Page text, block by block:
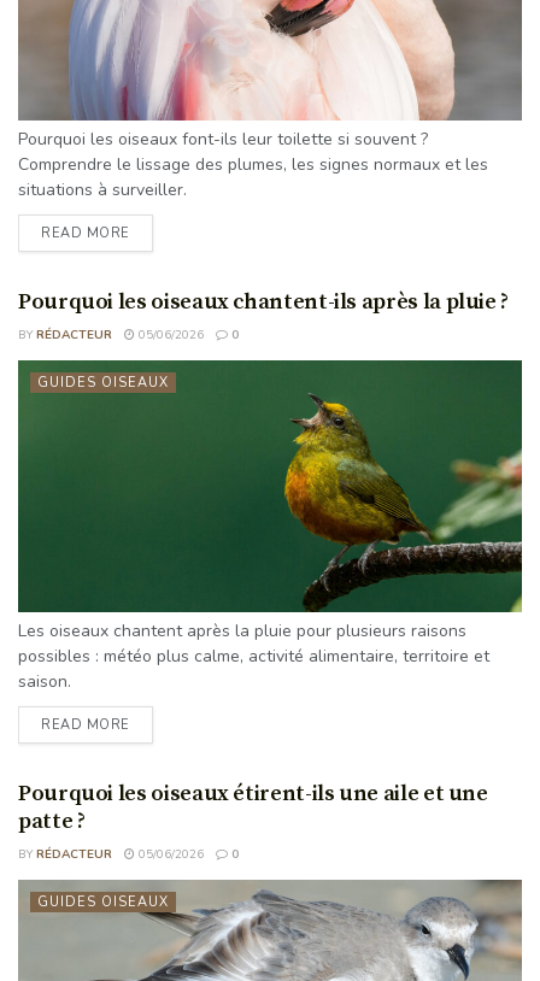
Pourquoi les oiseaux font-ils leur toilette si souvent ?
Comprendre le lissage des plumes, les signes normaux et les
situations à surveiller.
READ MORE
Pourquoi les oiseaux chantent-ils après la pluie ?
BY RÉDACTEUR 05/06/2026 0
GUIDES OISEAUX
Les oiseaux chantent après la pluie pour plusieurs raisons
possibles : météo plus calme, activité alimentaire, territoire et
saison.
READ MORE
Pourquoi les oiseaux étirent-ils une aile et une
patte ?
BY RÉDACTEUR 05/06/2026 0
GUIDES OISEAUX